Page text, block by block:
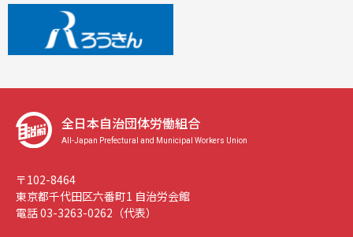
全日本自治団体労働組合
All-Japan Prefectural and Municipal Workers Union
〒102-8464
東京都千代田区六番町1 自治労会館
電話 03-3263-0262（代表）